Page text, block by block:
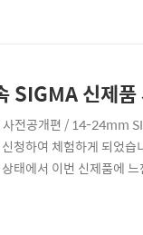
SIGMA 신제
전공개편 / 14-24mm
하여 체험하게 되었
에서 이번 신제품에
. 본격 SIGMA Art 14-